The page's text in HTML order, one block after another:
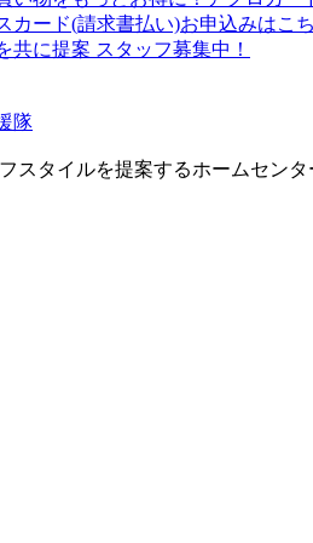
スタイルを提案するホームセンタ